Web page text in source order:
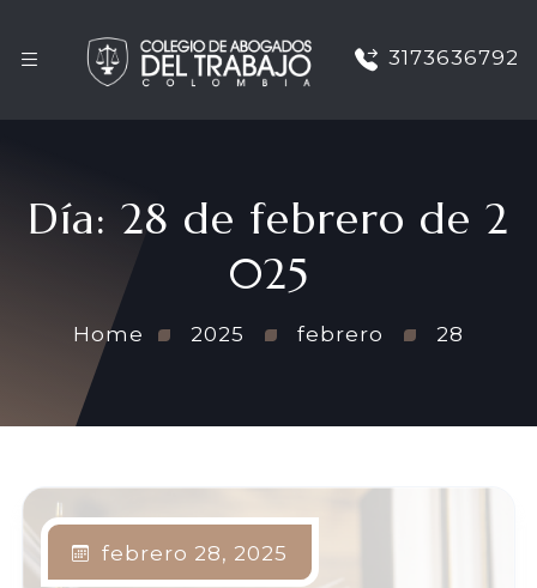
3173636792
Día: 28 de febrero de 2
025
Home 2025 febrero 28
febrero 28, 2025